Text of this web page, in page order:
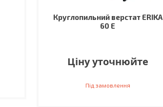
Круглопильний верстат ЕRIKA
60 E
Ціну уточнюйте
Під замовлення